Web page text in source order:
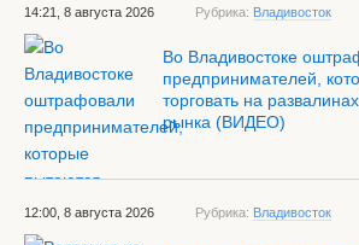
14:21, 8 августа 2026 Рубрика: Владивосток
Во Владивостоке
предпринимателей,
торговать на
рынка (ВИДЕО)
12:00, 8 августа 2026 Рубрика: Владивосток